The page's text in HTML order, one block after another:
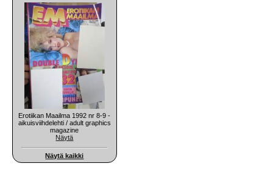
Erotiikan Maailma 1992 nr 8-9 -
aikuisviihdelehti / adult graphics
magazine
Näytä
Näytä kaikki